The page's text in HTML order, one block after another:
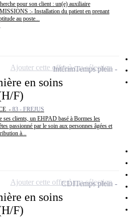
pour son client : un(e) auxiliaire
:- Installation du patient en prenant
au poste...
en soins
F)
- 83 - FREJUS
clients, un EHPAD basé à Bormes les
passionné par le soin aux personnes âgées et
à...
IntérimTemps plein
Ajouter cette offre à ma sélection
en soins
F)
CDITemps plein
Ajouter cette offre à ma sélection